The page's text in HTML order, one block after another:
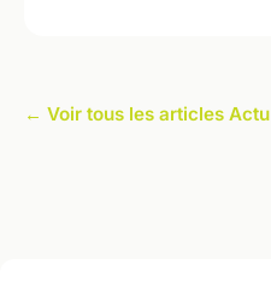
← Voir tous les articles Actu